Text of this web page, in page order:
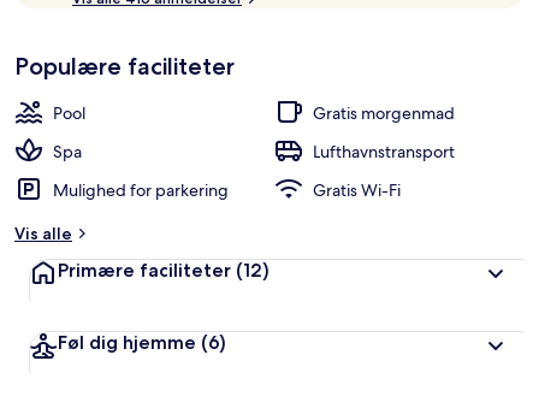
af
Gæstefavoritter
a
f
Populære faciliteter
Pool
Gratis morgenmad
Spa
Lufthavnstransport
Mulighed for parkering
Gratis Wi-Fi
Vis alle
Primære faciliteter (12)
Føl dig hjemme (6)